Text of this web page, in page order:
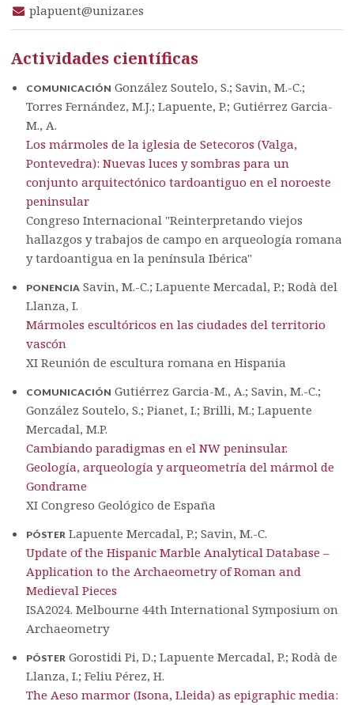
plapuent@unizar.es
Actividades científicas
COMUNICACIÓN González Soutelo, S.; Savin, M.-C.;
Torres Fernández, M.J.; Lapuente, P.; Gutiérrez Garcia-
M., A.
Los mármoles de la iglesia de Setecoros (Valga,
Pontevedra): Nuevas luces y sombras para un
conjunto arquitectónico tardoantiguo en el noroeste
peninsular
Congreso Internacional "Reinterpretando viejos
hallazgos y trabajos de campo en arqueología romana
y tardoantigua en la península Ibérica"
PONENCIA Savin, M.-C.; Lapuente Mercadal, P.; Rodà del
Llanza, I.
Mármoles escultóricos en las ciudades del territorio
vascón
XI Reunión de escultura romana en Hispania
COMUNICACIÓN Gutiérrez Garcia-M., A.; Savin, M.-C.;
González Soutelo, S.; Pianet, I.; Brilli, M.; Lapuente
Mercadal, M.P.
Cambiando paradigmas en el NW peninsular.
Geología, arqueología y arqueometría del mármol de
Gondrame
XI Congreso Geológico de España
PÓSTER Lapuente Mercadal, P.; Savin, M.-C.
Update of the Hispanic Marble Analytical Database –
Application to the Archaeometry of Roman and
Medieval Pieces
ISA2024.​ Melbourne 44th International Symposium on
Archaeometry
PÓSTER Gorostidi Pi, D.; Lapuente Mercadal, P.; Rodà de
Llanza, I.; Feliu Pérez, H.
The Aeso marmor (Isona, Lleida) as epigraphic media: